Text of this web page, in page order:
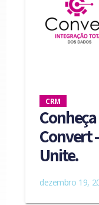
CRM
Convert
Unite.
dezembro 19,